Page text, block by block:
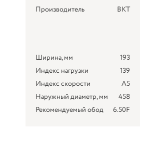
Производитель BKT
Ширина, мм
193
Индекс нагрузки
139
Индекс скорости
A5
Наружный диаметр, мм
458
Рекомендуемый обод
6.50F